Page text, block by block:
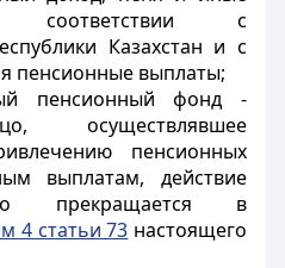
соответствии с
Казахстан и с
пенсионные выплаты;
пенсионный фонд -
осуществлявшее
пенсионных
выплатам, действие
прекращается в
4 статьи 73 настоящего